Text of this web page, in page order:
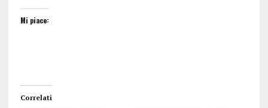
Mi piace:
Correlati